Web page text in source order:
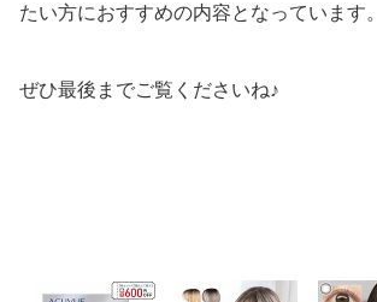
たい方におすすめの内容となっています。
ぜひ最後までご覧くださいね♪